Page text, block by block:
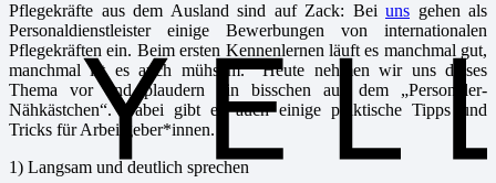
Pflegekräfte aus dem Ausland sind auf Zack: Bei uns gehen als
Personaldienstleister einige Bewerbungen von internationalen
Pflegekräften ein. Beim ersten Kennenlernen läuft es manchmal gut,
manchmal ist es auch mühsam. Heute nehmen wir uns dieses
Thema vor und plaudern ein bisschen aus dem „Personaler-
Nähkästchen“. Dabei gibt es auch einige praktische Tipps und
Tricks für Arbeitgeber*innen.
1) Langsam und deutlich sprechen